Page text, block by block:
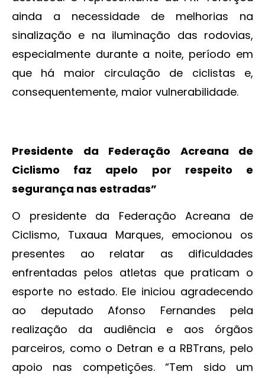
ainda a necessidade de melhorias na
sinalização e na iluminação das rodovias,
especialmente durante a noite, período em
que há maior circulação de ciclistas e,
consequentemente, maior vulnerabilidade.
Presidente da Federação Acreana de
Ciclismo faz apelo por respeito e
segurança nas estradas”
O presidente da Federação Acreana de
Ciclismo, Tuxaua Marques, emocionou os
presentes ao relatar as dificuldades
enfrentadas pelos atletas que praticam o
esporte no estado. Ele iniciou agradecendo
ao deputado Afonso Fernandes pela
realização da audiência e aos órgãos
parceiros, como o Detran e a RBTrans, pelo
apoio nas competições. “Tem sido um